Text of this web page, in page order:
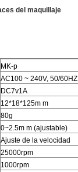
del maquillaje
MK-p
AC100 ~ 240V, 50/60HZ
DC7v1A
12*18*125m m
80g
0~2.5m m (ajustable)
Ajuste de la velocidad
25000rpm
1000rpm